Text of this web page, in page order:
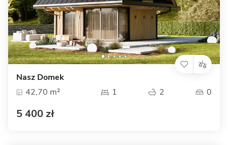
Nasz Domek
42,70 m²
1 2 0
5 400 zł